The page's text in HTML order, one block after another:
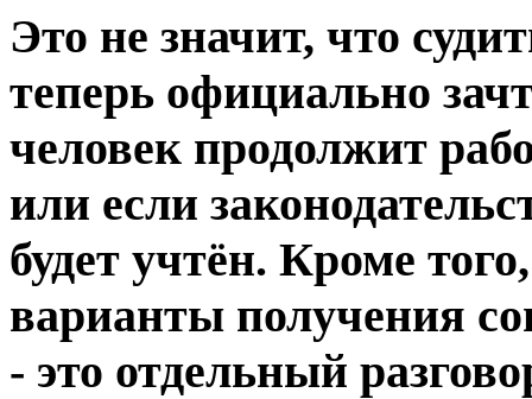
Это не значит, что
теперь официально
человек продолжит
или если
будет учтён. Кроме
варианты получения
- это отдельный